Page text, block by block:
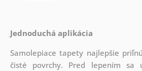
Jednoduchá aplikácia
Samolepiace tapety najlepšie
čisté povrchy. Pred lepením